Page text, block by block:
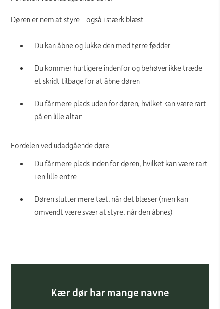
Døren er nem at styre – også i stærk blæst
Du kan åbne og lukke den med tørre fødder
Du kommer hurtigere indenfor og behøver ikke træde
et skridt tilbage for at åbne døren
Du får mere plads uden for døren, hvilket kan være rart
på en lille altan
Fordelen ved udadgående døre:
Du får mere plads inden for døren, hvilket kan være rart
i en lille entre
Døren slutter mere tæt, når det blæser (men kan
omvendt være svær at styre, når den åbnes)
Kær dør har mange navne